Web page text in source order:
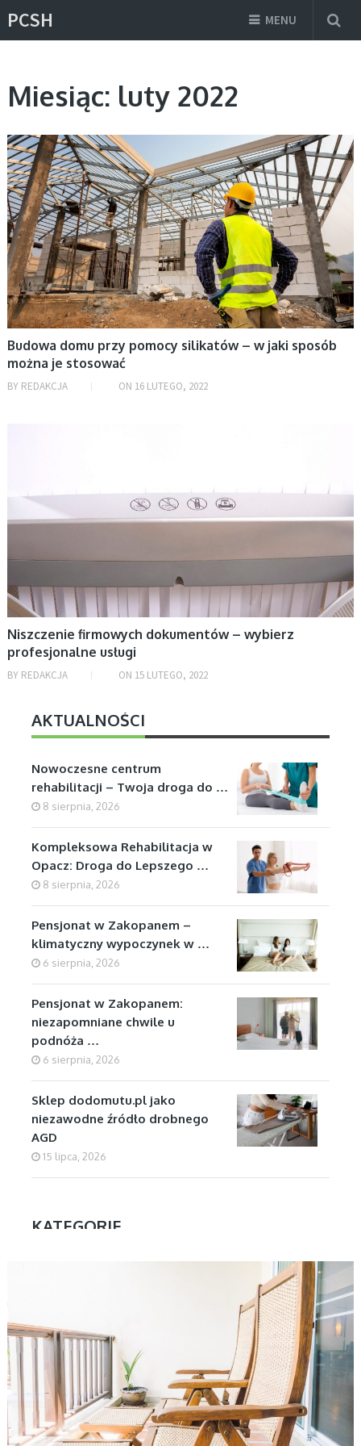
PCSH MENU
Miesiąc: luty 2022
AKTUALNOŚCI, DOM
Budowa domu przy pomocy silikatów – w jaki sposób
można je stosować
BY REDAKCJA ON 16 LUTEGO, 2022
Niszczenie firmowych dokumentów – wybierz
profesjonalne usługi
BY REDAKCJA ON 15 LUTEGO, 2022
AKTUALNOŚCI
Nowoczesne centrum
rehabilitacji – Twoja droga do …
8 sierpnia, 2026
Kompleksowa Rehabilitacja w
Opacz: Droga do Lepszego …
8 sierpnia, 2026
Pensjonat w Zakopanem –
klimatyczny wypoczynek w …
6 sierpnia, 2026
Pensjonat w Zakopanem:
niezapomniane chwile u
podnóża …
6 sierpnia, 2026
Sklep dodomutu.pl jako
niezawodne źródło drobnego
AGD
15 lipca, 2026
KATEGORIE
Dom
Firmy
Motoryzacja
Nauka